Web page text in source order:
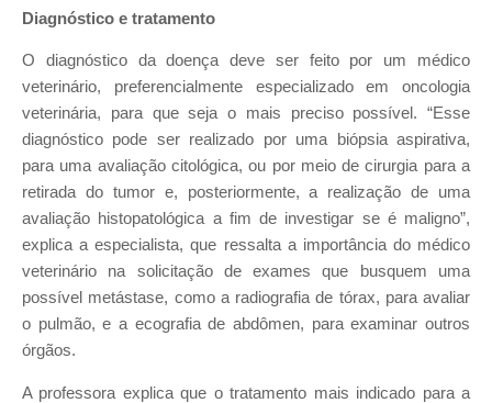
Diagnóstico e tratamento
O diagnóstico da doença deve ser feito por um médico
veterinário, preferencialmente especializado em oncologia
veterinária, para que seja o mais preciso possível. “Esse
diagnóstico pode ser realizado por uma biópsia aspirativa,
para uma avaliação citológica, ou por meio de cirurgia para a
retirada do tumor e, posteriormente, a realização de uma
avaliação histopatológica a fim de investigar se é maligno”,
explica a especialista, que ressalta a importância do médico
veterinário na solicitação de exames que busquem uma
possível metástase, como a radiografia de tórax, para avaliar
o pulmão, e a ecografia de abdômen, para examinar outros
órgãos.
A professora explica que o tratamento mais indicado para a